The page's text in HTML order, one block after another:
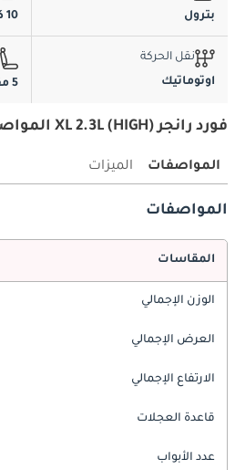
بترول 10 كم/ليتر
نقل الحركة
اوتوماتيك
5 مقاعد
فورد رانجر XL 2.3L (HIGH) المواصفات والميزات
المواصفات الميزات
المواصفات
المقاسات
الوزن الإجمالي
العرض الإجمالي
الارتفاع الإجمالي
قاعدة العجلات
عدد الأبواب